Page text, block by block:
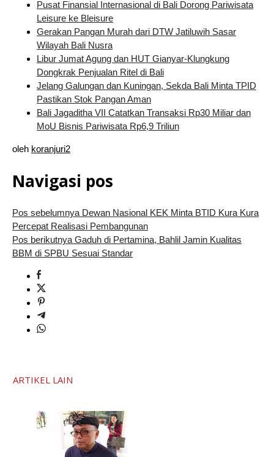
Pusat Finansial Internasional di Bali Dorong Pariwisata
Leisure ke Bleisure
Gerakan Pangan Murah dari DTW Jatiluwih Sasar
Wilayah Bali Nusra
Libur Jumat Agung dan HUT Gianyar-Klungkung
Dongkrak Penjualan Ritel di Bali
Jelang Galungan dan Kuningan, Sekda Bali Minta TPID
Pastikan Stok Pangan Aman
Bali Jagaditha VII Catatkan Transaksi Rp30 Miliar dan
MoU Bisnis Pariwisata Rp6,9 Triliun
oleh koranjuri2
Navigasi pos
Pos sebelumnyaDewan Nasional KEK Minta BTID Kura Kura
Percepat Realisasi Pembangunan
Pos berikutnyaGaduh di Pertamina, Bahlil Jamin Kualitas
BBM di SPBU Sesuai Standar
ARTIKEL LAIN